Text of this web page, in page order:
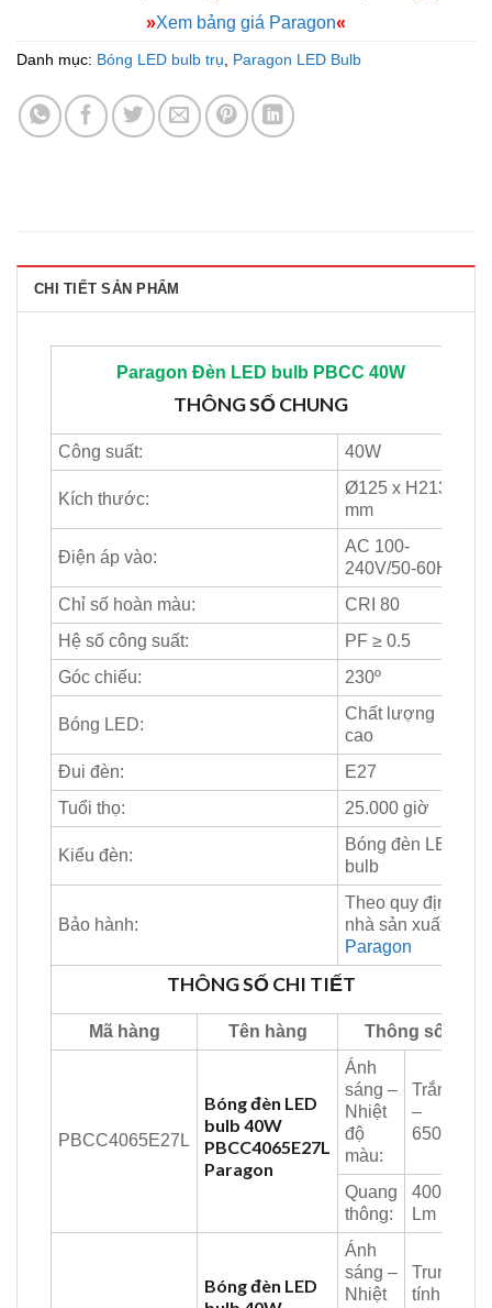
»Xem bảng giá Paragon«
Danh mục: Bóng LED bulb trụ, Paragon LED Bulb
CHI TIẾT SẢN PHẨM
Paragon Đèn LED bulb PBCC 40W
THÔNG SỐ CHUNG
Công suất: 40W
Kích thước:
Ø125 x H213
mm
Điện áp vào:
AC 100-
240V/50-60Hz
Chỉ số hoàn màu:
CRI 80
Hệ số công suất:
PF ≥ 0.5
Góc chiếu:
230º
Bóng LED:
Chất lượng
cao
Đui đèn:
E27
Tuổi thọ:
25.000 giờ
Kiểu đèn:
Bóng đèn LED
bulb
Bảo hành:
Theo quy định
nhà sản xuất
Paragon
THÔNG SỐ CHI TIẾT
Mã hàng Tên hàng Thông số
PBCC4065E27L
Bóng đèn LED
bulb 40W
PBCC4065E27L
Paragon
Ánh
sáng –
Nhiệt
độ
màu:
Trắng
–
6500K
Quang
thông:
4000
Lm
Bóng đèn LED
Ánh
sáng –
Nhiệt
Trung
tính –